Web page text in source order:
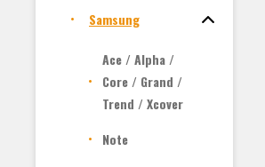
Samsung
Ace / Alpha /
Core / Grand /
Trend / Xcover
Note